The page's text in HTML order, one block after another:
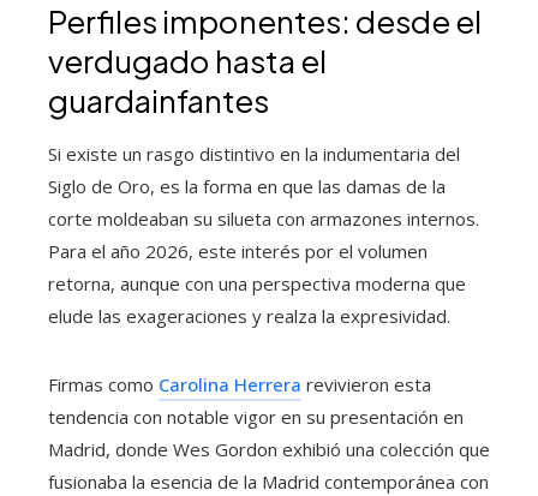
Perfiles imponentes: desde el
verdugado hasta el
guardainfantes
Si existe un rasgo distintivo en la indumentaria del
Siglo de Oro, es la forma en que las damas de la
corte moldeaban su silueta con armazones internos.
Para el año 2026, este interés por el volumen
retorna, aunque con una perspectiva moderna que
elude las exageraciones y realza la expresividad.
Firmas como Carolina Herrera revivieron esta
tendencia con notable vigor en su presentación en
Madrid, donde Wes Gordon exhibió una colección que
fusionaba la esencia de la Madrid contemporánea con